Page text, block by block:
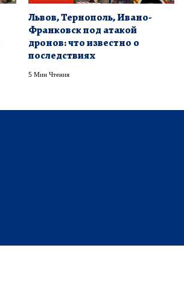
Львов, Тернополь, Ивано-
Франковск под атакой
дронов: что известно о
последствиях
5 Мин Чтения